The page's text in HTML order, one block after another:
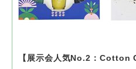
【展示会人気No.2：